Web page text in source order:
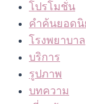
โปรโมชั่น
คำค้นยอดนิ
โรงพยาบาล
บริการ
รูปภาพ
บทความ